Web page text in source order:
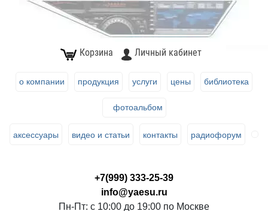
Корзина Личный кабинет
о компании продукция услуги цены библиотека
фотоальбом
аксессуары видео и статьи контакты радиофорум
+7(999) 333-25-39
info@yaesu.ru
Пн-Пт: с 10:00 до 19:00 по Москве